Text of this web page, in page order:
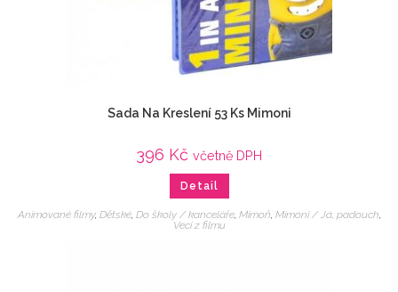
Sada Na Kreslení 53 Ks Mimoni
396 Kč včetně DPH
Detail
Animované filmy, Dětské, Do školy / kanceláře, Mimoň, Mimoni / Já, padouch,
Veci z filmu